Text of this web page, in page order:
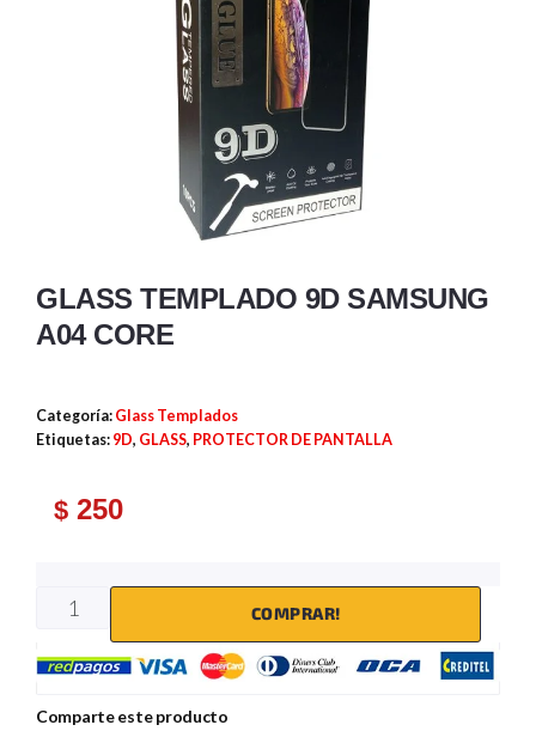
GLASS TEMPLADO 9D SAMSUNG
A04 CORE
Categoría: Glass Templados
Etiquetas: 9D, GLASS, PROTECTOR DE PANTALLA
$ 250
COMPRAR!
Comparte este producto